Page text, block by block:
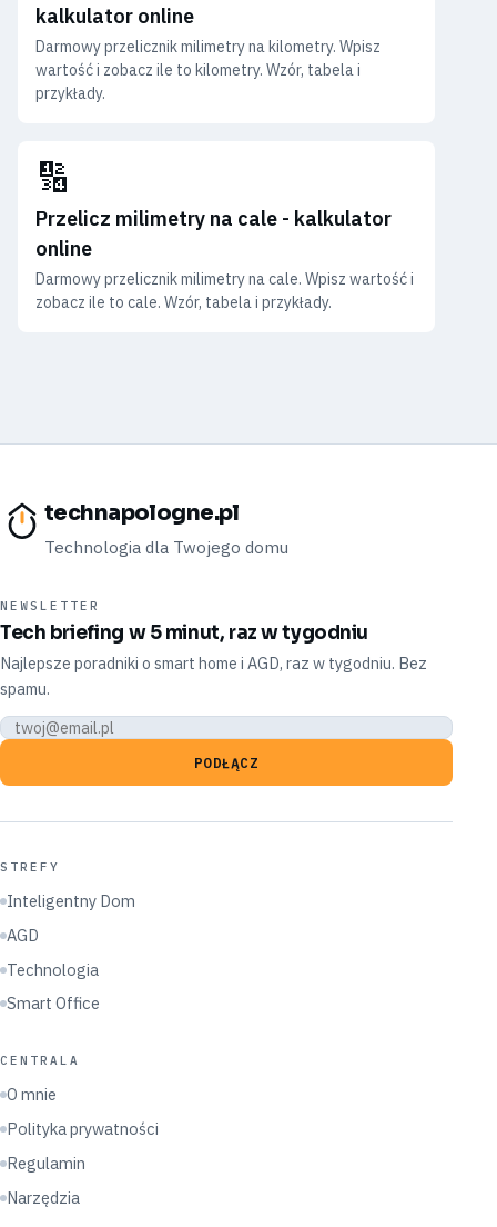
kalkulator online
Darmowy przelicznik milimetry na kilometry. Wpisz
wartość i zobacz ile to kilometry. Wzór, tabela i
przykłady.
🔢
Przelicz milimetry na cale - kalkulator
online
Darmowy przelicznik milimetry na cale. Wpisz wartość i
zobacz ile to cale. Wzór, tabela i przykłady.
technapologne.pl
Technologia dla Twojego domu
NEWSLETTER
Tech briefing w 5 minut, raz w tygodniu
Najlepsze poradniki o smart home i AGD, raz w tygodniu. Bez
spamu.
PODŁĄCZ
STREFY
Inteligentny Dom
AGD
Technologia
Smart Office
CENTRALA
O mnie
Polityka prywatności
Regulamin
Narzędzia